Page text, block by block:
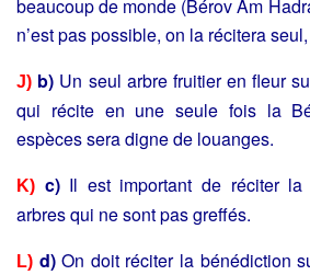
beaucoup de monde (Bérov Am
n’est pas possible, on la récitera
J) b) Un seul arbre fruitier en fleur
qui récite en une seule fois la
espèces sera digne de louanges.
K) c)Il est important de réciter la
arbres qui ne sont pas greffés.
L) d)On doit réciter la bénédiction